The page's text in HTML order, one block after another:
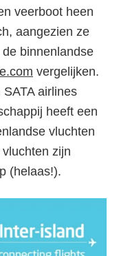
veerboot heen
aangezien ze
binnenlandse
vergelijken.
airlines
heeft een
vluchten
zijn
(helaas!).